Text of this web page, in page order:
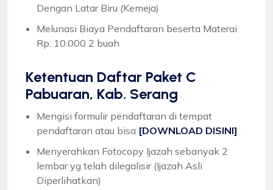
Dengan Latar Biru (Kemeja)
Melunasi Biaya Pendaftaran beserta Materai
Rp. 10.000 2 buah
Ketentuan Daftar Paket C
Pabuaran, Kab. Serang
Mengisi formulir pendaftaran di tempat
pendaftaran atau bisa [DOWNLOAD DISINI]
Menyerahkan Fotocopy Ijazah sebanyak 2
lembar yg telah dilegalisir (Ijazah Asli
Diperlihatkan)